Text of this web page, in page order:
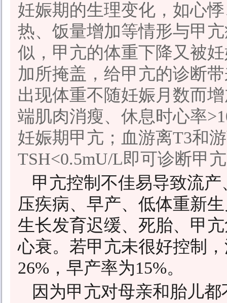
妊娠期的生理变化，如心
热、饭量增加等情形与甲
似，甲亢的体重下降又被
加所掩盖，给甲亢的诊断
出现体重不随妊娠月数而
端肌肉消瘦、休息时心率
妊娠期甲亢；血游离T3和
TSH<0.5mU/L即可诊断甲
甲亢控制不佳易导致流
压疾病、早产、低体重新
生长发育迟缓、死胎、甲
心衰。若甲亢未很好控制
26%，早产率为15%。
因为甲亢对母亲和胎儿